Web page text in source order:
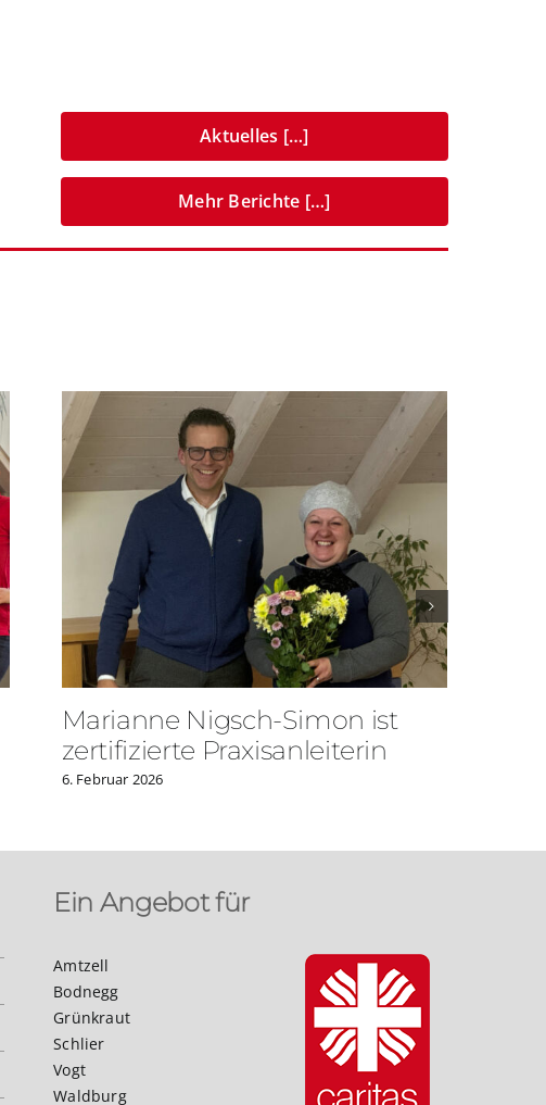
Aktuelles […]
Mehr Berichte […]
Marianne Nigsch-Simon ist
zertifizierte Praxisanleiterin
6. Februar 2026
Ein Angebot für
Amtzell
Bodnegg
Grünkraut
Schlier
Vogt
Waldburg